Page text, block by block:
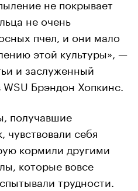
не покрывает
не очень
пчел, и они мало
этой культуры», —
и заслуженный
Брэндон Хопкинс.
получавшие
чувствовали себя
кормили другими
которые вовсе
трудности.